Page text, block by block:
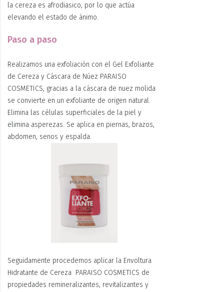
la cereza es afrodiasico, por lo que actúa
elevando el estado de ánimo.
Paso a paso
Realizamos una exfoliación con el Gel Exfoliante
de Cereza y Cáscara de Núez PARAISO
COSMETICS, gracias a la cáscara de nuez molida
se convierte en un exfoliante de origen natural.
Elimina las células superficiales de la piel y
elimina asperezas. Se aplica en piernas, brazos,
abdomen, senos y espalda.
Seguidamente procedemos aplicar la Envoltura
Hidratante de Cereza PARAISO COSMETICS de
propiedades remineralizantes, revitalizantes y